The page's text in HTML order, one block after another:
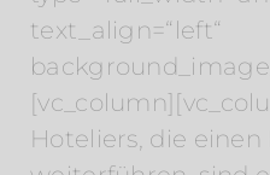
text_align=“left“
Hoteliers, die